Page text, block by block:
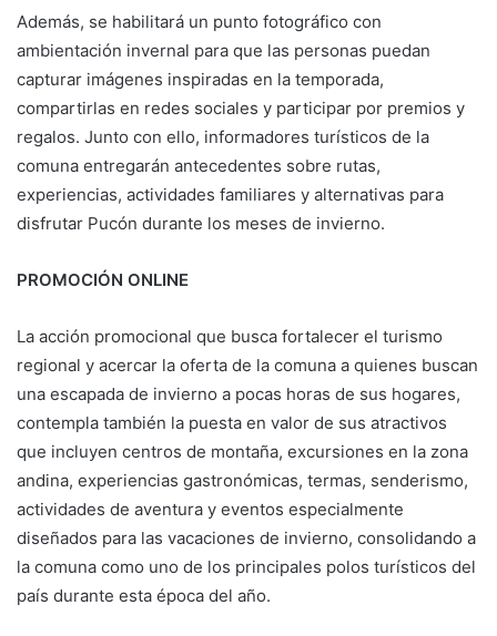
Además, se habilitará un punto fotográfico con
ambientación invernal para que las personas puedan
capturar imágenes inspiradas en la temporada,
compartirlas en redes sociales y participar por premios y
regalos. Junto con ello, informadores turísticos de la
comuna entregarán antecedentes sobre rutas,
experiencias, actividades familiares y alternativas para
disfrutar Pucón durante los meses de invierno.
PROMOCIÓN ONLINE
La acción promocional que busca fortalecer el turismo
regional y acercar la oferta de la comuna a quienes buscan
una escapada de invierno a pocas horas de sus hogares,
contempla también la puesta en valor de sus atractivos
que incluyen centros de montaña, excursiones en la zona
andina, experiencias gastronómicas, termas, senderismo,
actividades de aventura y eventos especialmente
diseñados para las vacaciones de invierno, consolidando a
la comuna como uno de los principales polos turísticos del
país durante esta época del año.